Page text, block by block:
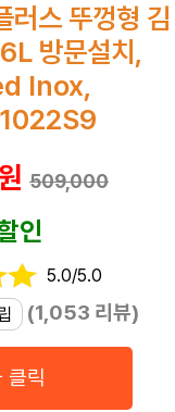
러스 뚜껑형 김
방문설치,
Inox,
509,000
인
5.0/5.0
(1,053 리뷰)
클릭